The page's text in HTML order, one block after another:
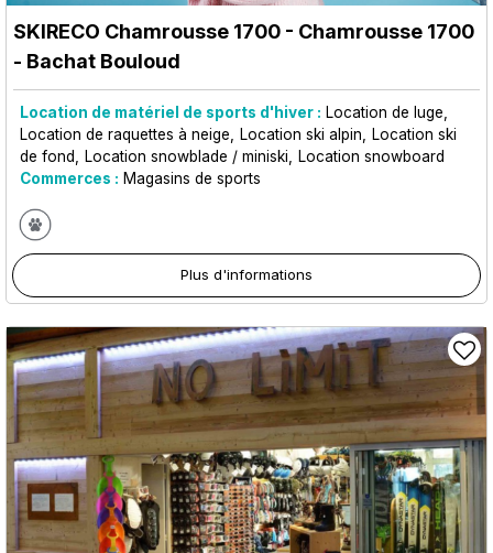
SKIRECO Chamrousse 1700 - Chamrousse 1700
- Bachat Bouloud
Location de matériel de sports d'hiver : Location de luge
Location de raquettes à neige
Location ski alpin
Location ski
de fond
Location snowblade / miniski
Location snowboard
Commerces : Magasins de sports
Plus d'informations